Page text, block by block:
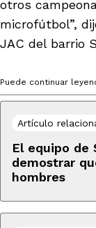
otros
microfútbol”,
JAC del barrio
Puede continuar
Artículo
El equipo de
demostrar
hombres
2023
Baja